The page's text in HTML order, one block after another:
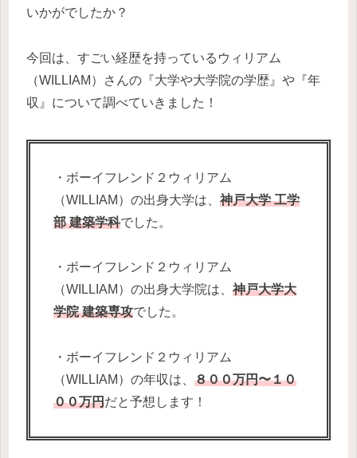
いかがでしたか？
今回は、すごい経歴を持っているウィリアム
（WILLIAM）さんの『大学や大学院の学歴』や『年
収』について調べていきました！
・ボーイフレンド２ウィリアム
（WILLIAM）の出身大学は、 神戸大学 工学
部 建築学科でした。
・ボーイフレンド２ウィリアム
（WILLIAM）の出身大学院は、 神戸大学大
学院 建築専攻でした。
・ボーイフレンド２ウィリアム
（WILLIAM）の年収は、 ８００万円〜１０
００万円だと予想します！